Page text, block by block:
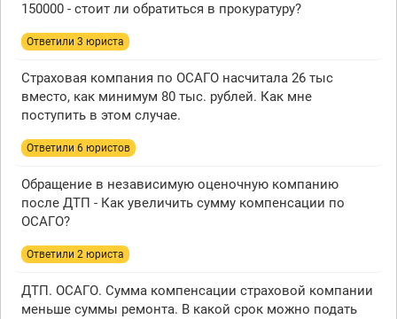
150000 - стоит ли обратиться в прокуратуру?
Ответили 3 юристa
Страховая компания по ОСАГО насчитала 26 тыс
вместо, как минимум 80 тыс. рублей. Как мне
поступить в этом случае.
Ответили 6 юристов
Обращение в независимую оценочную компанию
после ДТП - Как увеличить сумму компенсации по
ОСАГО?
Ответили 2 юристa
ДТП. ОСАГО. Сумма компенсации страховой компании
меньше суммы ремонта. В какой срок можно подать